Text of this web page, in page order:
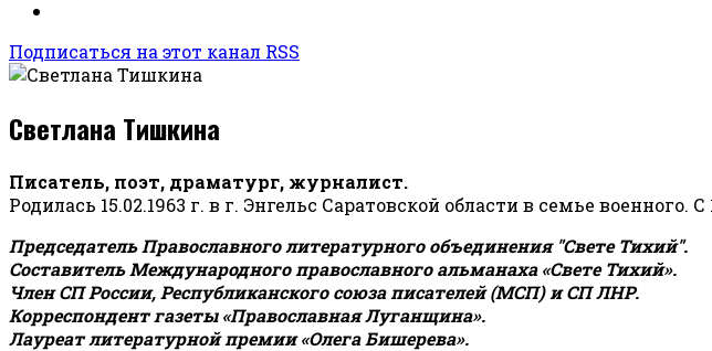
Подписаться на этот канал RSS
Светлана Тишкина
Писатель, поэт, драматург, журналист.
Родилась 15.02.1963 г. в г. Энгельс Саратовской области в семье военного.
Председатель Православного литературного объединения "Свете Тихий".
Составитель Международного православного альманаха «Свете Тихий».
Член СП России, Республиканского союза писателей (МСП) и СП ЛНР.
Корреспондент газеты «Православная Луганщина».
Лауреат литературной премии «Олега Бишерева».